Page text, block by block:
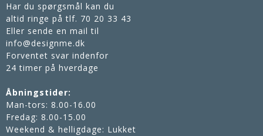
Har du spørgsmål kan du
altid ringe på tlf. 70 20 33 43
Eller sende en mail til
info@designme.dk
Forventet svar indenfor
24 timer på hverdage
Åbningstider:
Man-tors: 8.00-16.00
Fredag: 8.00-15.00
Weekend & helligdage: Lukket